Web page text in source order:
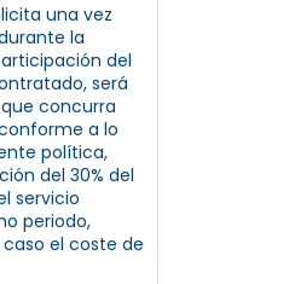
una vez
la
del
será
concurra
a lo
política,
del 30% del
servicio
periodo,
el coste de